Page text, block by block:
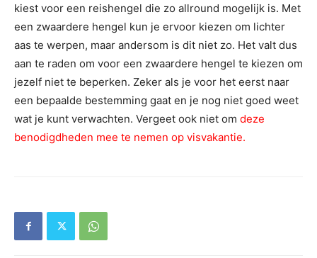
kiest voor een reishengel die zo allround mogelijk is. Met
een zwaardere hengel kun je ervoor kiezen om lichter
aas te werpen, maar andersom is dit niet zo. Het valt dus
aan te raden om voor een zwaardere hengel te kiezen om
jezelf niet te beperken. Zeker als je voor het eerst naar
een bepaalde bestemming gaat en je nog niet goed weet
wat je kunt verwachten. Vergeet ook niet om deze
benodigdheden mee te nemen op visvakantie.